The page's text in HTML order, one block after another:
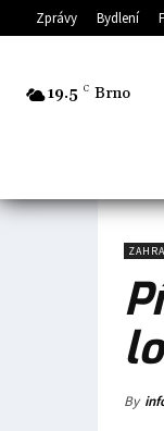
Zprávy Bydlení
19.5 C Brno
By